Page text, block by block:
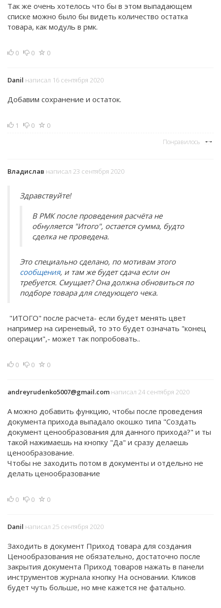
Так же очень хотелось что бы в этом выпадающем
списке можно было бы видеть количество остатка
товара, как модуль в рмк.
0 0 0
Danil написал 16 сентября 2020
Добавим сохранение и остаток.
1 0 0
Понравилось
Владислав написал 23 сентября 2020
Здравствуйте!
В РМК после проведения расчёта не
обнуляется "Итого", остается сумма, будто
сделка не проведена.
Это специально сделано, по мотивам этого
сообщения, и там же будет сдача если он
требуется. Смущает? Она должна обновиться по
подборе товара для следующего чека.
"ИТОГО" после расчета- если будет менять цвет
например на сиреневый, то это будет означать "конец
операции",- может так попробовать..
0 0 0
andreyrudenko5007@gmail.com написал 24 сентября 2020
А можно добавить функцию, чтобы после проведения
документа прихода выпадало окошко типа "Создать
документ ценообразования для данного прихода?" и ты
такой нажимаешь на кнопку "Да" и сразу делаешь
ценообразование.
Чтобы не заходить потом в документы и отдельно не
делать ценообразование
0 0 0
Danil написал 25 сентября 2020
Заходить в документ Приход товара для создания
Ценообразования не обязательно, достаточно после
закрытия документа Приход товаров нажать в панели
инструментов журнала кнопку На основании. Кликов
будет чуть больше, но мне кажется не фатально.